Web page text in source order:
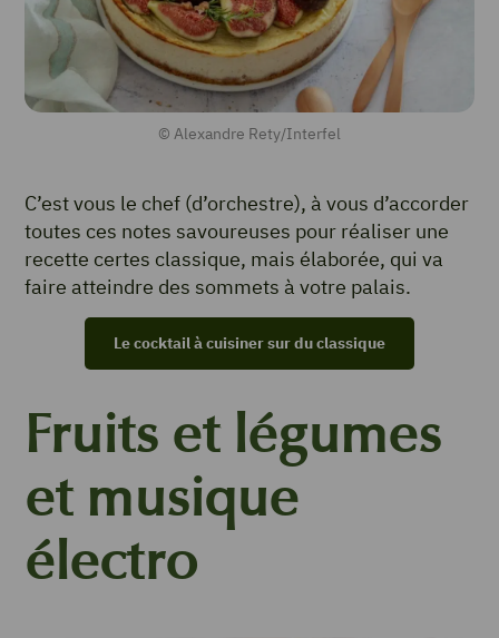
© Alexandre Rety/Interfel
C’est vous le chef (d’orchestre), à vous d’accorder
toutes ces notes savoureuses pour réaliser une
recette certes classique, mais élaborée, qui va
faire atteindre des sommets à votre palais.
Le cocktail à cuisiner sur du classique
Fruits et légumes
et musique
électro